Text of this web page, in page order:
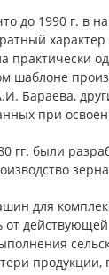
до 1990 г. в
практически
шаблоне
Бараева,
при
гг. были
для
от
продукции,